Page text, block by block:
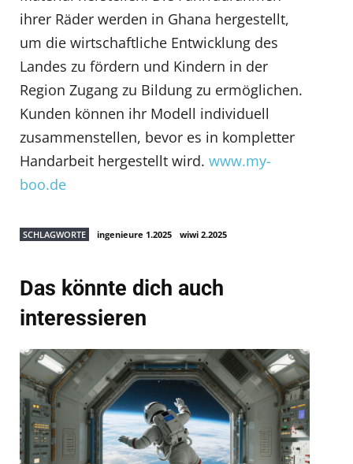
ihrer Räder werden in Ghana hergestellt,
um die wirtschaftliche Entwicklung des
Landes zu fördern und Kindern in der
Region Zugang zu Bildung zu ermöglichen.
Kunden können ihr Modell individuell
zusammenstellen, bevor es in kompletter
Handarbeit hergestellt wird. www.my-
boo.de
SCHLAGWORTE ingenieure 1.2025 wiwi 2.2025
Das könnte dich auch
interessieren